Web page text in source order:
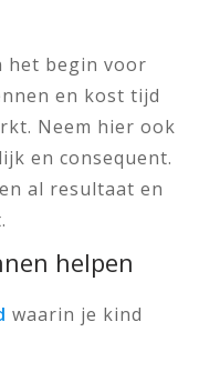
het begin voor
en kost tijd
Neem hier ook
en consequent.
al resultaat en
helpen
waarin je kind